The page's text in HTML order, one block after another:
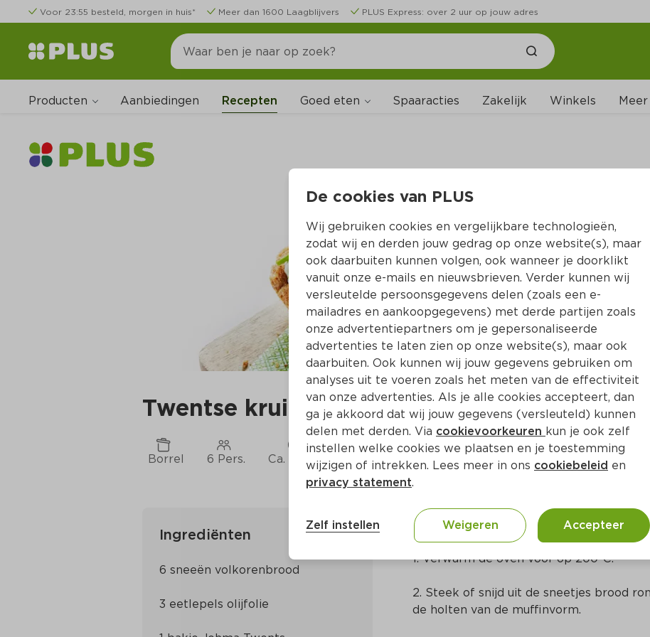
Voor 23:55 besteld, morgen in huis* Meer dan 1600 Laagblijvers PLUS Express: over 2 uur op jouw adres
Producten Aanbiedingen Recepten Goed eten Spaaracties Zakelijk Winkels Meer
Twentse kruidentuintjes
Borrel 6 Pers. Ca. 20 Min Nederlands
Ingrediënten
Bereidingswijze
1. Verwarm de oven voor op 200ºC.
2. Steek of snijd uit de sneetjes brood
de holten van de muffinvorm.
De cookies van PLUS
Wij gebruiken cookies en vergelijkbare technologieën,
zodat wij en derden jouw gedrag op onze website(s), maar
ook daarbuiten kunnen volgen, ook wanneer je doorklikt
vanuit onze e-mails en nieuwsbrieven. Verder kunnen wij
versleutelde persoonsgegevens delen (zoals een e-
mailadres en aankoopgegevens) met derde partijen zoals
onze advertentiepartners om je gepersonaliseerde
advertenties te laten zien op onze website(s), maar ook
daarbuiten. Ook kunnen wij jouw gegevens gebruiken om
analyses uit te voeren zoals het meten van de effectiviteit
van onze advertenties. Als je alle cookies accepteert, dan
ga je akkoord dat wij jouw gegevens (versleuteld) kunnen
delen met derden. Via cookievoorkeuren kun je ook zelf
instellen welke cookies we plaatsen en je toestemming
wijzigen of intrekken. Lees meer in ons cookiebeleid en
privacy statement.
Zelf instellen Weigeren Accepteer